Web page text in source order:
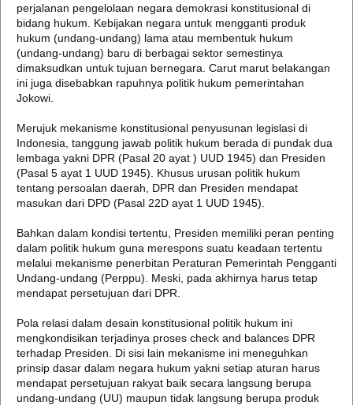
perjalanan pengelolaan negara demokrasi konstitusional di
bidang hukum. Kebijakan negara untuk mengganti produk
hukum (undang-undang) lama atau membentuk hukum
(undang-undang) baru di berbagai sektor semestinya
dimaksudkan untuk tujuan bernegara. Carut marut belakangan
ini juga disebabkan rapuhnya politik hukum pemerintahan
Jokowi.
Merujuk mekanisme konstitusional penyusunan legislasi di
Indonesia, tanggung jawab politik hukum berada di pundak dua
lembaga yakni DPR (Pasal 20 ayat ) UUD 1945) dan Presiden
(Pasal 5 ayat 1 UUD 1945). Khusus urusan politik hukum
tentang persoalan daerah, DPR dan Presiden mendapat
masukan dari DPD (Pasal 22D ayat 1 UUD 1945).
Bahkan dalam kondisi tertentu, Presiden memiliki peran penting
dalam politik hukum guna merespons suatu keadaan tertentu
melalui mekanisme penerbitan Peraturan Pemerintah Pengganti
Undang-undang (Perppu). Meski, pada akhirnya harus tetap
mendapat persetujuan dari DPR.
Pola relasi dalam desain konstitusional politik hukum ini
mengkondisikan terjadinya proses check and balances DPR
terhadap Presiden. Di sisi lain mekanisme ini meneguhkan
prinsip dasar dalam negara hukum yakni setiap aturan harus
mendapat persetujuan rakyat baik secara langsung berupa
undang-undang (UU) maupun tidak langsung berupa produk